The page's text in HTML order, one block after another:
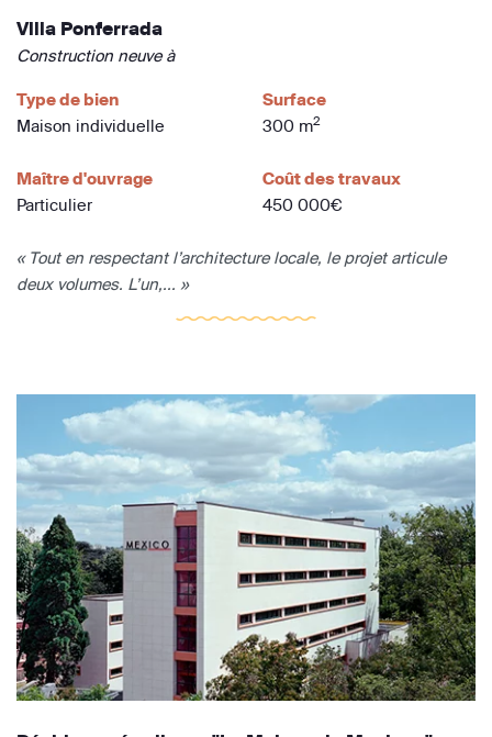
Villa Ponferrada
Construction neuve à
Type de bien
Maison individuelle
Surface
300 m2
Maître d'ouvrage
Particulier
Coût des travaux
450 000€
« Tout en respectant l’architecture locale, le projet articule
deux volumes. L’un,... »